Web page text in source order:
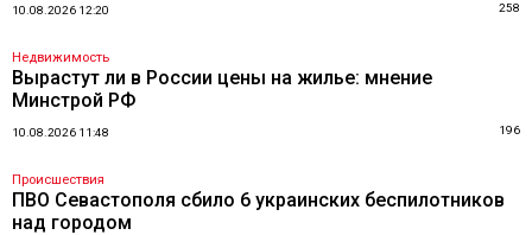
10.08.2026 12:20 258
Недвижимость
Вырастут ли в России цены на жилье: мнение
Минстрой РФ
10.08.2026 11:48 196
Происшествия
ПВО Севастополя сбило 6 украинских беспилотников
над городом